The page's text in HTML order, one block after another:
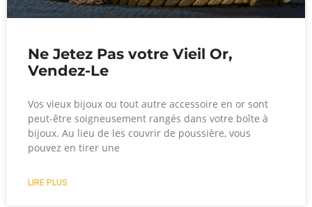
Ne Jetez Pas votre Vieil Or,
Vendez-Le
Vos vieux bijoux ou tout autre accessoire en or sont
peut-être soigneusement rangés dans votre boîte à
bijoux. Au lieu de les couvrir de poussière, vous
pouvez en tirer une
LIRE PLUS